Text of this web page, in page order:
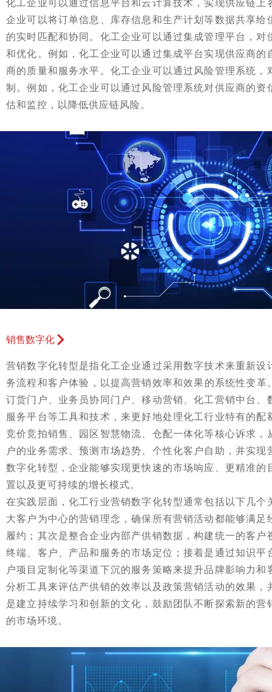
化工企业可以通过信息平台和云计算技术，实现供应链上
企业可以将订单信息、库存信息和生产计划等数据共享给
的实时匹配和协同。化工企业可以通过集成管理平台，
和优化。例如，化工企业可以通过集成平台实现供应商的
商的质量和服务水平。化工企业可以通过风险管理系统，
制。例如，化工企业可以通过风险管理系统对供应商的资
估和监控，以降低供应链风险。
销售数字化
营销数字化转型是指化工企业通过采用数字技术来重新设
务流程和客户体验，以提高营销效率和效果的系统性变
订货门户、业务员协同门户、移动营销、化工营销中台、
服务平台等工具和技术，来更好地处理化工行业特有的
竞价竞拍销售、园区智慧物流、仓配一体化等核心诉求，
户的业务需求、预测市场趋势、个性化客户自助，并实
数字化转型，企业能够实现更快速的市场响应、更精准的
置以及更可持续的增长模式。
在实践层面，化工行业营销数字化转型通常包括以下几个
大客户为中心的营销理念，确保所有营销活动都能够满
履约；其次是整合企业内部产供销数据，构建统一的客
终端、客户、产品和服务的市场定位；接着是通过知识平
户项目定制化等渠道下沉的服务策略来提升品牌影响力
分析工具来评估产供销的效率以及政策营销活动的效果，
是建立持续学习和创新的文化，鼓励团队不断探索新的
的市场环境。